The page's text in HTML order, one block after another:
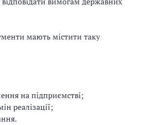
мають містити таку
на підприємстві;
реалізації;